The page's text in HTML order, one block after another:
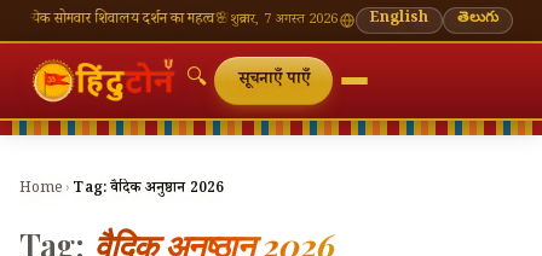
शिवालय दर्शन का महत्व🌸 गणेश चतुर्थी — भाद्रपद शुक्ल चतुर्थी⛩ काशी विश्वनाथ — आज के
शुक्रवार, 7 अगस्त 2026 English తెలుగు
🔍 सूचनाएँ पाएँ
Home › Tag:वैदिक अनुष्ठान 2026
Tag: वैदिक अनुष्ठान 2026